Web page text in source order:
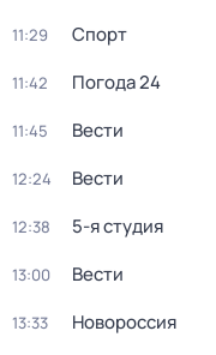
11:29 Спорт
11:42 Погода 24
11:45 Вести
12:24 Вести
12:38 5-я студия
13:00 Вести
13:33 Новороссия